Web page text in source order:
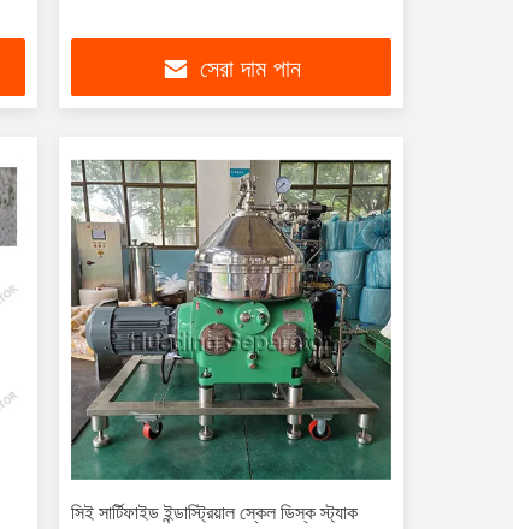
সেরা দাম পান
সিই সার্টিফাইড ইন্ডাস্ট্রিয়াল স্কেল ডিস্ক স্ট্যাক